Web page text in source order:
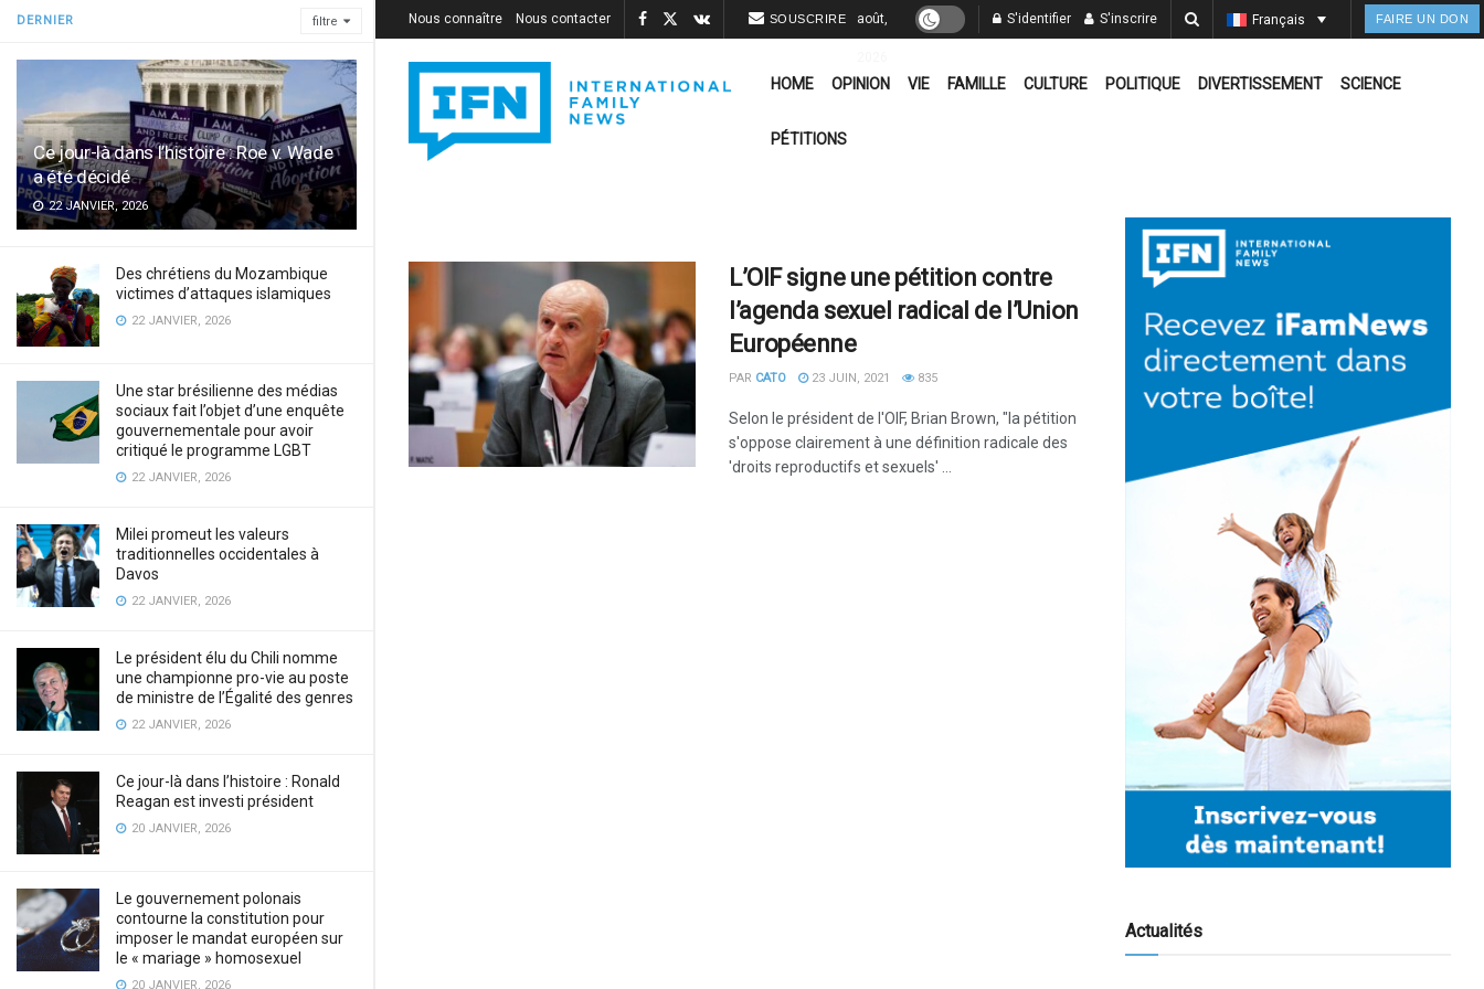
DERNIER filtre
Ce jour-là dans l’histoire : Roe v. Wade
a été décidé
22 JANVIER, 2026
Des chrétiens du Mozambique
victimes d’attaques islamiques
22 JANVIER, 2026
Une star brésilienne des médias
sociaux fait l’objet d’une enquête
gouvernementale pour avoir
critiqué le programme LGBT
22 JANVIER, 2026
Milei promeut les valeurs
traditionnelles occidentales à
Davos
22 JANVIER, 2026
Le président élu du Chili nomme
une championne pro-vie au poste
de ministre de l’Égalité des genres
22 JANVIER, 2026
Ce jour-là dans l’histoire : Ronald
Reagan est investi président
20 JANVIER, 2026
Le gouvernement polonais
contourne la constitution pour
imposer le mandat européen sur
le « mariage » homosexuel
20 JANVIER, 2026
Nous connaître Nous contacter SOUSCRIRE août, S'identifier S'inscrire Français FAIRE UN DON
HOME OPINION VIE FAMILLE CULTURE POLITIQUE DIVERTISSEMENT SCIENCE
PÉTITIONS
L’OIF signe une pétition contre
l’agenda sexuel radical de l’Union
Européenne
PAR CATO 23 JUIN, 2021 835
Selon le président de l'OIF, Brian Brown, "la pétition
s'oppose clairement à une définition radicale des
'droits reproductifs et sexuels' ...
Actualités